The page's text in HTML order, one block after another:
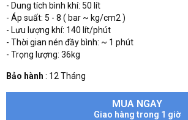
- Dung tích bình khí: 50 lít
- Áp suất: 5 - 8 ( bar ~ kg/cm2 )
- Lưu lượng khí: 140 lít/phút
- Thời gian nén đầy bình: ~ 1 phút
- Trọng lượng: 36kg
Bảo hành : 12 Tháng
MUA NGAY
Giao hàng trong 1 giờ